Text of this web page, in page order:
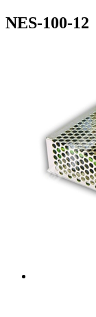
NES-100-12